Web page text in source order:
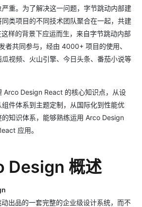
重。为了解决这一问题，字节跳动内部建
类项目的不同技术团队聚合在一起，共建
样的背景下应运而生，来自字节跳动内部
者共同参与，经由 4000+ 项目的使用、
视频、火山引擎、今日头条、番茄小说等
Arco Design React 的核心知识点，从设
件体系到主题定制，从国际化到性能优
知识体系，能够熟练运用 Arco Design
应用。
Design 概述
出品的一套完整的企业级设计系统，而不